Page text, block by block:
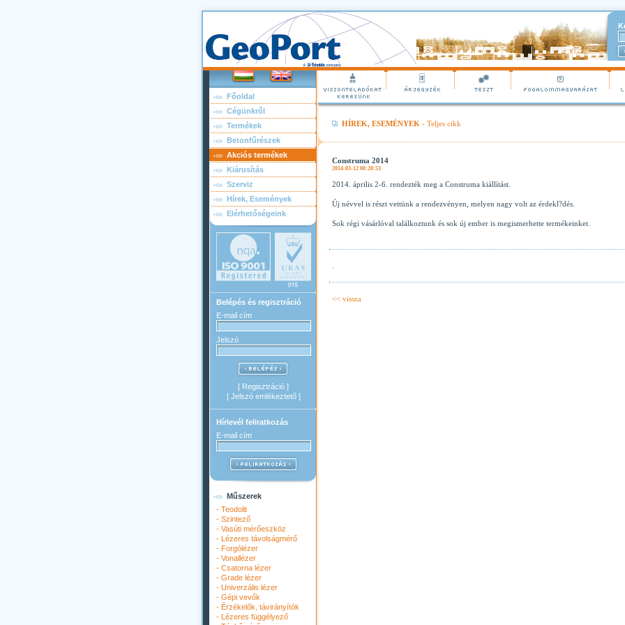
Főoldal
Cégünkről
Termékek
Betonfűrészek
Akciós termékek
Kiárusítás
Szerviz
Hírek, Események
Elérhetőségeink
Belépés és regisztráció
E-mail cím
Jelszó
[ Regisztráció ]
[ Jelszó emlékeztető]
Hírlevél feliratkozás
E-mail cím
Műszerek
- Teodolit
- Szintező
- Vasúti mérőeszköz
- Lézeres távolságmérő
- Forgólézer
- Vonallézer
- Csatorna lézer
- Grade lézer
- Univerzális lézer
- Gépi vevők
- Érzékelők, távirányítók
- Lézeres függélyező
HÍREK, ESEMÉNYEK - Teljes cikk
Construma 2014
2014-03-12 08:20:53
2014. április 2-6. rendezték meg a Construma kiállítást.
Új névvel is részt vettünk a rendezvényen, melyen nagy volt az érdekl?dés.
Sok régi vásárlóval találkoztunk és sok új ember is megismerhette termékeinket.
<< vissza